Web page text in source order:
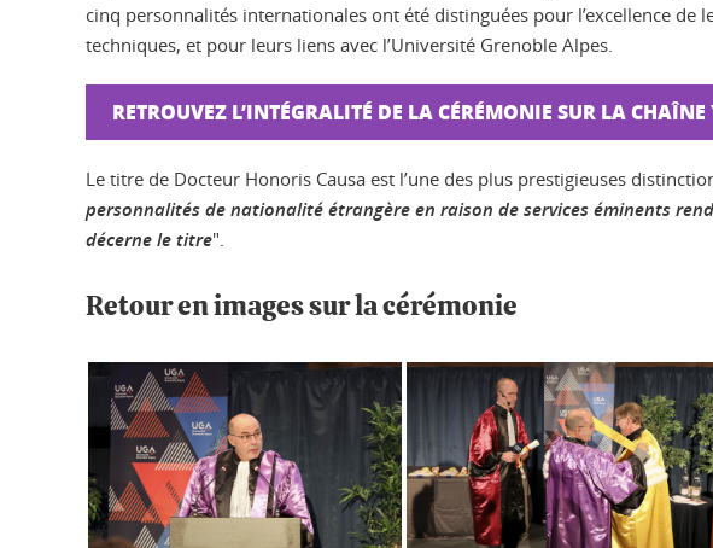
cinq personnalités internationales ont été distinguées pour l’excellence
techniques, et pour leurs liens avec l’Université Grenoble Alpes.
RETROUVEZ L’INTÉGRALITÉ DE LA CÉRÉMONIE SUR LA CHAÎNE
Le titre de Docteur Honoris Causa est l’une des plus prestigieuses
personnalités de nationalité étrangère en raison de services éminents
décerne le titre".
Retour en images sur la cérémonie